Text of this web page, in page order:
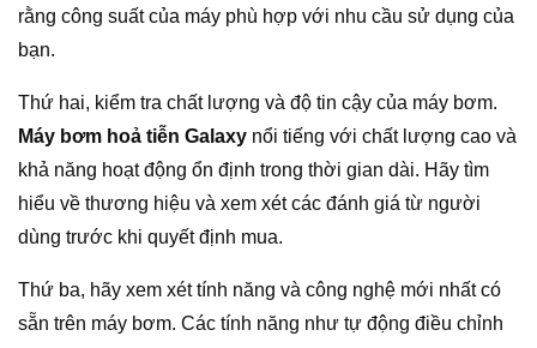
rằng công suất của máy phù hợp với nhu cầu sử dụng của
bạn.
Thứ hai, kiểm tra chất lượng và độ tin cậy của máy bơm.
Máy bơm hoả tiễn Galaxy nổi tiếng với chất lượng cao và
khả năng hoạt động ổn định trong thời gian dài. Hãy tìm
hiểu về thương hiệu và xem xét các đánh giá từ người
dùng trước khi quyết định mua.
Thứ ba, hãy xem xét tính năng và công nghệ mới nhất có
sẵn trên máy bơm. Các tính năng như tự động điều chỉnh